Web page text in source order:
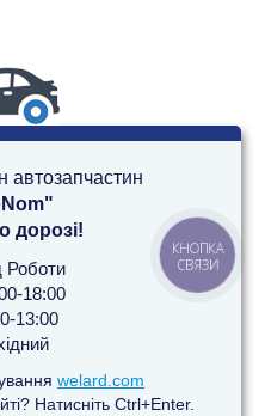
автозапчастин
дорозі!
Роботи
18:00
13:00
welard.com
Натисніть Ctrl+Enter.
КНОПКА
СВЯЗИ